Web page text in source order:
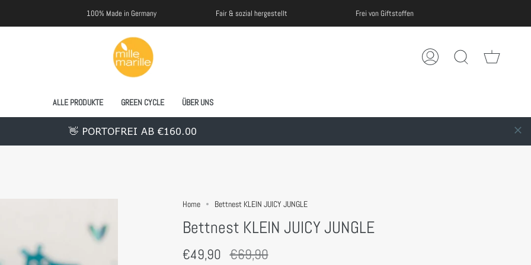
100% Made in Germany Fair & sozial hergestellt Frei von Giftstoffen
Mein
Suche
ALLE PRODUKTE GREEN CYCLE ÜBER UNS
👋 PORTOFREI AB €160.00
Home Bettnest KLEIN JUICY JUNGLE
Bettnest KLEIN JUICY JUNGLE
€49,90 Regulärer
€69,90